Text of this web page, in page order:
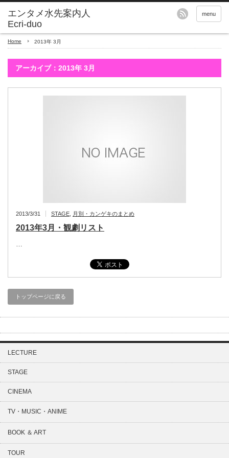
エンタメ水先案内人
Ecri-duo
menu
Home 2013年 3月
アーカイブ：2013年 3月
2013/3/31 STAGE 月別・カンゲキのまとめ
2013年3月・観劇リスト
…
トップページに戻る
LECTURE
STAGE
CINEMA
TV・MUSIC・ANIME
BOOK ＆ ART
TOUR